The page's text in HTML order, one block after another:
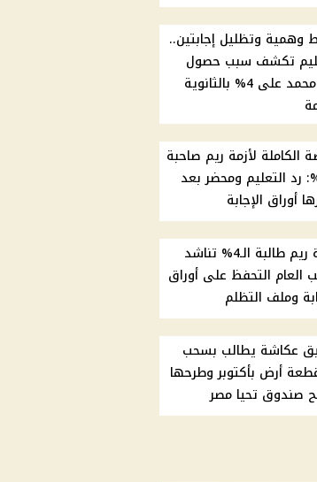
وهمية وتظليل إجابتين..
تكشف سبب حصول
ريم محمد على 4% بالثانوية
الكاملة لأزمة ريم صاحبة
رد التعليم ومحضر بعد
أوراق الإجابة
أسرة ريم طالبة الـ4% تناشد
العام التحفظ على أوراق
وملف التظلم
عكاشة يطالب بسحب
قطعة أرض بأكتوبر وطرحها
صندوق تحيا مصر